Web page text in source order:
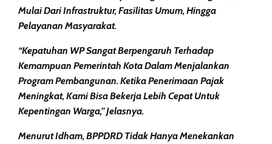
Mulai Dari Infrastruktur, Fasilitas Umum, Hingga
Pelayanan Masyarakat.
“Kepatuhan WP Sangat Berpengaruh Terhadap
Kemampuan Pemerintah Kota Dalam Menjalankan
Program Pembangunan. Ketika Penerimaan Pajak
Meningkat, Kami Bisa Bekerja Lebih Cepat Untuk
Kepentingan Warga,” Jelasnya.
Menurut Idham, BPPDRD Tidak Hanya Menekankan